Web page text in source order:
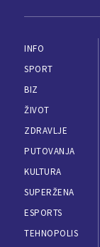
INFO
SPORT
BIZ
ŽIVOT
ZDRAVLJE
PUTOVANJA
KULTURA
SUPERŽENA
ESPORTS
TEHNOPOLIS